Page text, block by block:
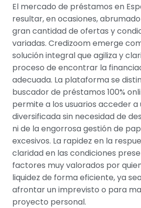
El mercado de préstamos en
resultar, en ocasiones,
gran cantidad de ofertas y
variadas. Credizoom emerge
solución integral que agiliza y
proceso de encontrar la
adecuada. La plataforma se
buscador de préstamos 100%
permite a los usuarios acceder
diversificada sin necesidad de
ni de la engorrosa gestión de
excesivos. La rapidez en la
claridad en las condiciones
factores muy valorados por
liquidez de forma eficiente, ya
afrontar un imprevisto o para
proyecto personal.